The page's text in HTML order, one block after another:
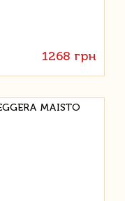
1268 грн
MAISTO